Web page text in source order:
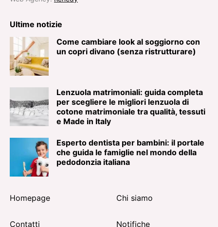
Ultime notizie
Come cambiare look al soggiorno con
un copri divano (senza ristrutturare)
Lenzuola matrimoniali: guida completa
per scegliere le migliori lenzuola di
cotone matrimoniale tra qualità, tessuti
e Made in Italy
Esperto dentista per bambini: il portale
che guida le famiglie nel mondo della
pedodonzia italiana
Homepage Chi siamo
Contatti Notifiche